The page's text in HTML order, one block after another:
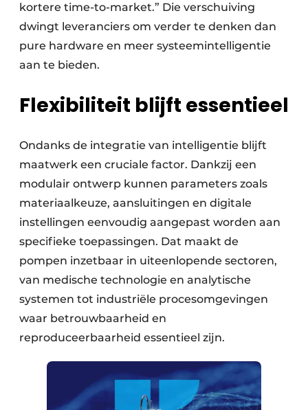
kortere time-to-market.” Die verschuiving
dwingt leveranciers om verder te denken dan
pure hardware en meer systeemintelligentie
aan te bieden.
Flexibiliteit blijft essentieel
Ondanks de integratie van intelligentie blijft
maatwerk een cruciale factor. Dankzij een
modulair ontwerp kunnen parameters zoals
materiaal­keuze, aansluitingen en digitale
instellingen eenvoudig aangepast worden aan
specifieke toepassingen. Dat maakt de
pompen inzetbaar in uiteenlopende sectoren,
van medische technologie en analytische
systemen tot industriële procesomgevingen
waar betrouwbaarheid en
reproduceerbaarheid essentieel zijn.